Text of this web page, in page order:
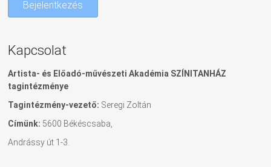
Bejelentkezés
Kapcsolat
Artista- és Előadó-művészeti Akadémia SZÍNITANHÁZ
tagintézménye
Tagintézmény-vezető: Seregi Zoltán
Címünk: 5600 Békéscsaba,
Andrássy út 1-3.